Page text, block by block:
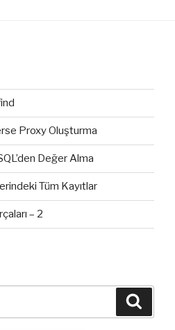
Proxy Oluşturma
Değer Alma
Tüm Kayıtlar
– 2